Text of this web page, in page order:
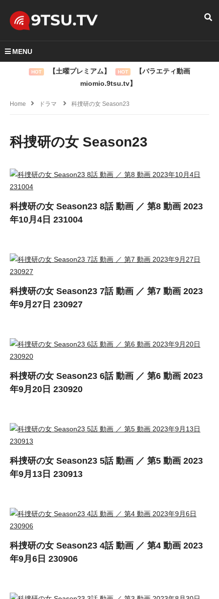
MENU
HOT 【土曜プレミアム】 HOT
【バラエティ動画
miomio.9tsu.tv】
Home ドラマ 科捜研の女 Season23
科捜研の女 Season23
科捜研の女 Season23 8話 動画 ／ 第8 動画 2023
年10月4日 231004
科捜研の女 Season23 7話 動画 ／ 第7 動画 2023
年9月27日 230927
科捜研の女 Season23 6話 動画 ／ 第6 動画 2023
年9月20日 230920
科捜研の女 Season23 5話 動画 ／ 第5 動画 2023
年9月13日 230913
科捜研の女 Season23 4話 動画 ／ 第4 動画 2023
年9月6日 230906